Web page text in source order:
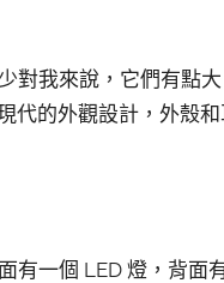
對我來說，它們有點
代的外觀設計，外殼
有一個 LED 燈，背